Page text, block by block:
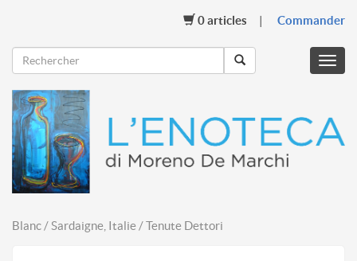
0articles Commander
Menu
Blanc / Sardaigne, Italie / Tenute Dettori